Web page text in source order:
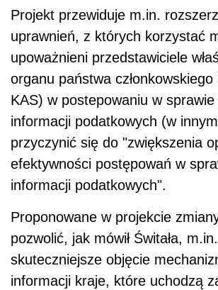
Projekt przewiduje m.in.
uprawnień, z których korzystać
upoważnieni przedstawiciele
organu państwa członkowskiego
KAS) w postepowaniu w
informacji podatkowych (w
przyczynić się do "zwiększenia
efektywności postępowań w
informacji podatkowych".
Proponowane w projekcie
pozwolić, jak mówił Świtała,
skuteczniejsze objęcie
informacji kraje, które uchodzą